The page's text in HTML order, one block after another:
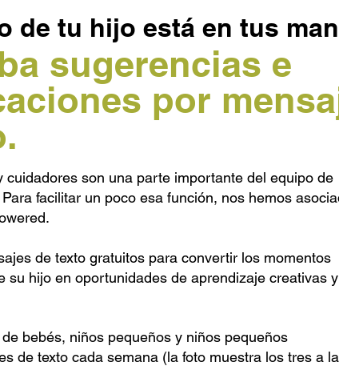
de tu hijo está en tus
sugerencias e
por
cuidadores son una parte importante del equipo de
facilitar un poco esa función, nos hemos
de texto gratuitos para convertir los momentos
su hijo en oportunidades de aprendizaje creativas y
bebés, niños pequeños y niños pequeños
de texto cada semana (la foto muestra los tres a la